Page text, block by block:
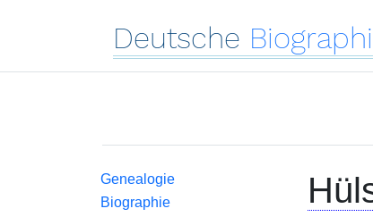
Deutsche
Genealogie
Biographie